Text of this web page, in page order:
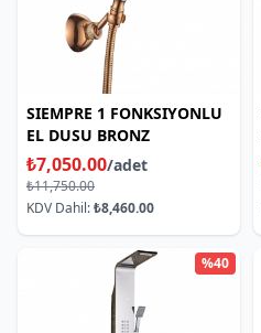
SIEMPRE 1 FONKSIYONLU
EL DUSU BRONZ
₺7,050.00/adet
₺11,750.00
KDV Dahil:₺8,460.00
%40